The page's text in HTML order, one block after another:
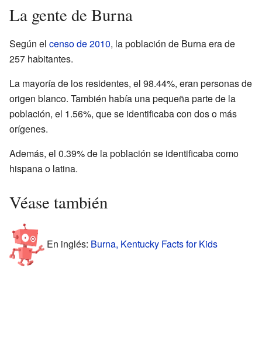
La gente de Burna
Según el censo de 2010, la población de Burna era de
257 habitantes.
La mayoría de los residentes, el 98.44%, eran personas de
origen blanco. También había una pequeña parte de la
población, el 1.56%, que se identificaba con dos o más
orígenes.
Además, el 0.39% de la población se identificaba como
hispana o latina.
Véase también
En inglés: Burna, Kentucky Facts for Kids